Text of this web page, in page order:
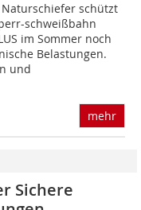
schützt
schweißbahn
im Sommer noch
Belastungen.
und
mehr
Sichere